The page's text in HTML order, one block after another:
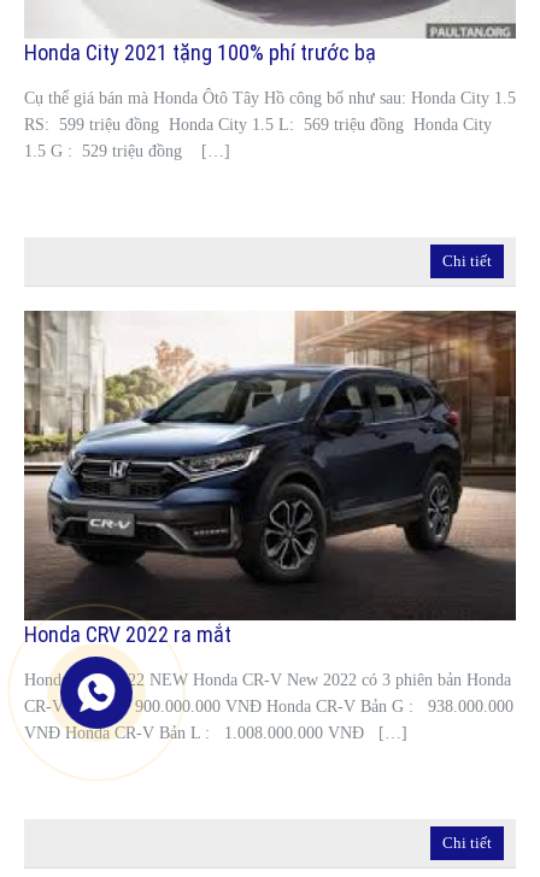
Honda City 2021 tặng 100% phí trước bạ
Cụ thể giá bán mà Honda Ôtô Tây Hồ công bố như sau: Honda City 1.5
RS: 599 triệu đồng Honda City 1.5 L: 569 triệu đồng Honda City
1.5 G : 529 triệu đồng […]
Chi tiết
Honda CRV 2022 ra mắt
Honda CRV 2022 NEW Honda CR-V New 2022 có 3 phiên bản Honda
CR-V Bản E : 900.000.000 VNĐ Honda CR-V Bản G : 938.000.000
VNĐ Honda CR-V Bản L : 1.008.000.000 VNĐ […]
Chi tiết